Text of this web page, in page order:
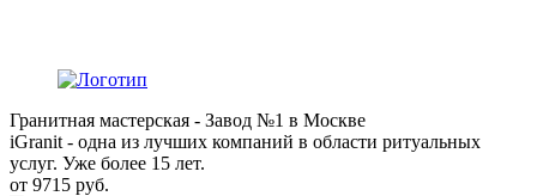
Гранитная мастерская - Завод №1 в Москве
iGranit - одна из лучших компаний в области ритуальных
услуг. Уже более 15 лет.
от 9715 руб.